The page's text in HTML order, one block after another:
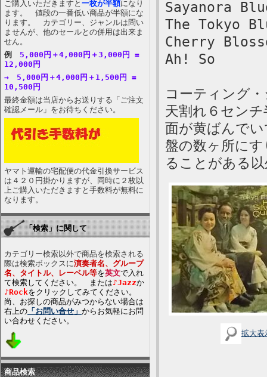
ご購入いただきますと 一枚が半額になり
ます。 値段の一番低い商品が半額にな
ります。 カテゴリー、ジャンルは問い
ませんが、他のセールとの併用は出来ま
せん。
例
5,000円＋4,000円＋3,000円 =
12,000円
→ 5,000円＋4,000円＋1,500円 =
10,500円
最終金額は当店からお送りする「ご注文
確認メール」をお待ちください。
ヤマト運輸の宅配便の代金引換サービス
は４２０円掛かりますが、同時に２枚以
上ご購入いただきますと手数料が無料に
なります。
「検索」に関して
カテゴリー検索以外で商品を検索される
際は検索ボックスに演奏者名、グループ
名、タイトル、レーベル等を英文で入れ
て検索してください。 または♪Jazzか
♪Rockをクリックしてみてください。
尚、お探しの商品がみつからない場合は
右上の 「お問い合せ」 からお気軽にお問
い合わせください。
商品検索
Sayanora
The Tokyo
Cherry
Ah! So
コーティング
天割れ６セン
面が黄ばんで
盤の数ヶ所に
ることがある
拡大表